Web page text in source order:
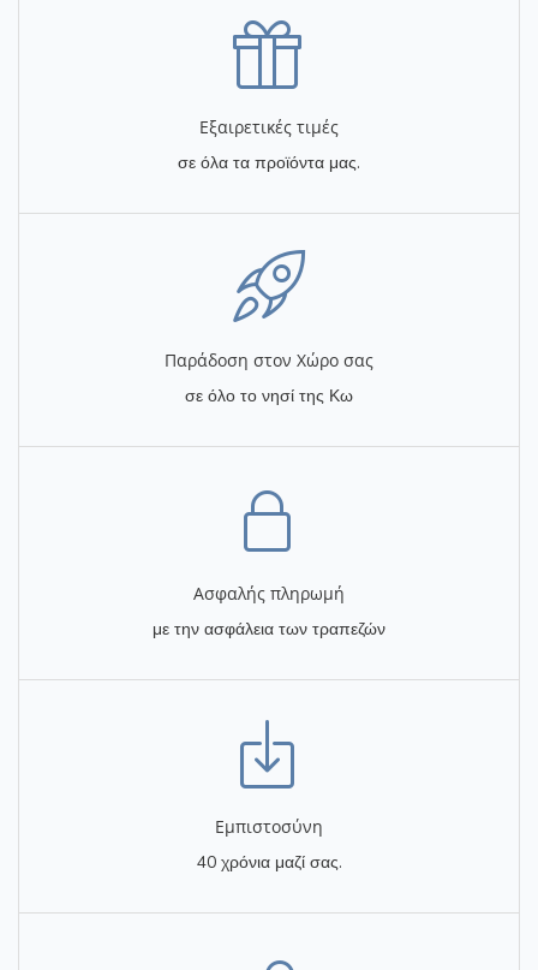
Εξαιρετικές τιμές
σε όλα τα προϊόντα μας.
Παράδοση στον Χώρο σας
σε όλο το νησί της Κω
Ασφαλής πληρωμή
με την ασφάλεια των τραπεζών
Eμπιστοσύνη
40 χρόνια μαζί σας.